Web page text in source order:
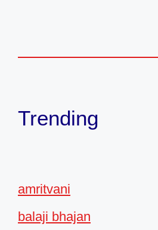
Trending
amritvani
balaji bhajan